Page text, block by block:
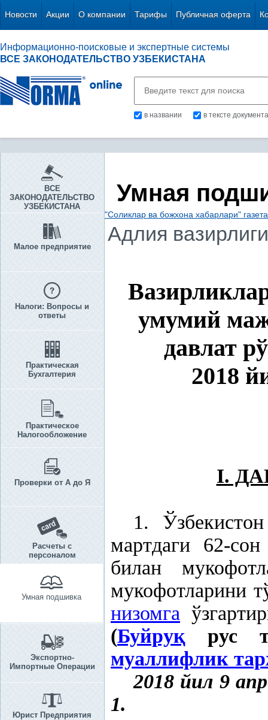
Новости Акции О компании Тарифы Публичная оферта
Информационно-поисковые и экспертные системы
ВСЕ ЗАКОНОДАТЕЛЬСТВО УЗБЕКИСТАНА
в названии в тексте документа
ВСЕ
ЗАКОНОДАТЕЛЬСТВО
УЗБЕКИСТАНА
Малое предприятие
Налоги: Вопросы и
ответы
Практическая
Бухгалтерия
Практическое
Налогообложение
Проверки от А до Я
Расчеты с
персоналом
Умная подшивка
Экспортно-
Импортные Операции
Юрист Предприятия
Умная
"Соликлар ва божхона хабарлари"
Адлия
умумий
давлат
2018
I.
1.
мартдаги 62-
билан
мукофотларини
низомга
(Буйруқ рус
муаллифлик
2018 йил 9
1.